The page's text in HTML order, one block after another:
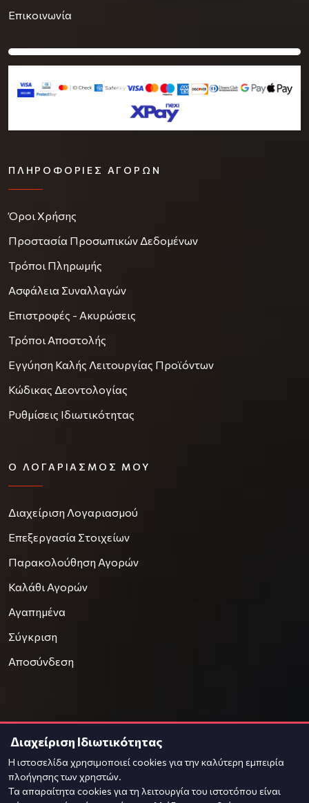
Επικοινωνία
ΠΛΗΡΟΦΟΡΊΕΣ ΑΓΟΡΏΝ
Όροι Χρήσης
Προστασία Προσωπικών Δεδομένων
Τρόποι Πληρωμής
Ασφάλεια Συναλλαγών
Επιστροφές - Ακυρώσεις
Τρόποι Αποστολής
Εγγύηση Καλής Λειτουργίας Προϊόντων
Κώδικας Δεοντολογίας
Ρυθμίσεις Ιδιωτικότητας
Ο ΛΟΓΑΡΙΑΣΜΌΣ ΜΟΥ
Διαχείριση Λογαριασμού
Επεξεργασία Στοιχείων
Παρακολούθηση Αγορών
Καλάθι Αγορών
Αγαπημένα
Σύγκριση
Αποσύνδεση
© 2021OnPrice
Φιλοξενία & Κατασκευή
Διαχείριση Ιδιωτικότητας
Η ιστοσελίδα χρησιμοποιεί cookies για την καλύτερη εμπειρία
πλοήγησης των χρηστών.
Τα απαραίτητα cookies για τη λειτουργία του ιστοτόπου είναι